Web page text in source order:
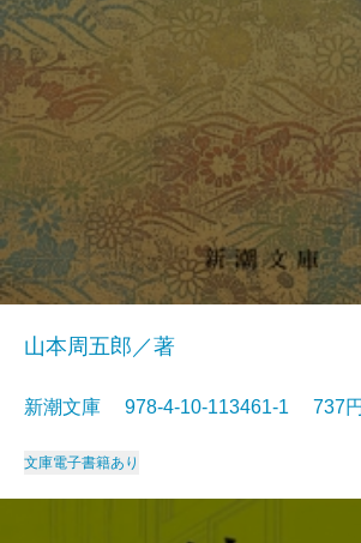
山本周五郎／著
新潮文庫 978-4-10-113461-1 737
文庫電子書籍あり